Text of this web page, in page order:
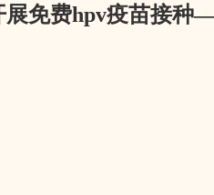
展免费hpv疫苗接